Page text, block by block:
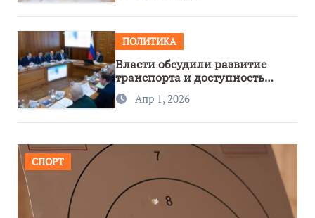
ПОЛИТИКА
Власти обсудили развитие
транспорта и доступность
региона
Апр 1, 2026
СПОРТ